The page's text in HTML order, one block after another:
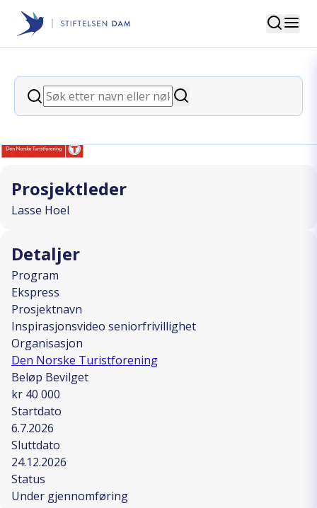
Stiftelsen Dam
Søk
Søk
Søk
back
Inspirasjonsvideo seniorfrivillighet
Prosjektleder
Lasse Hoel
Detaljer
Program
Ekspress
Prosjektnavn
Inspirasjonsvideo seniorfrivillighet
Organisasjon
Den Norske Turistforening
Beløp Bevilget
kr 40 000
Startdato
6.7.2026
Sluttdato
24.12.2026
Status
Under gjennomføring